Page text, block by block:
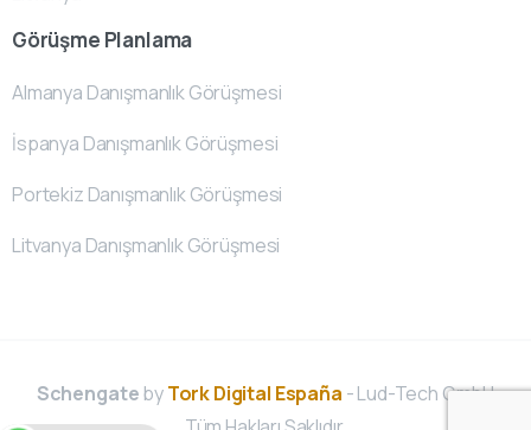
Görüşme Planlama
Almanya Danışmanlık Görüşmesi
İspanya Danışmanlık Görüşmesi
Portekiz Danışmanlık Görüşmesi
Litvanya Danışmanlık Görüşmesi
SchengatebyTork Digital España - Lud-Tech GmbH